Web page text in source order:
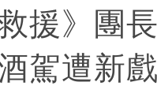
統級嘲諷」嗆爆盧秀
攜小2輪女友現身！
救援》團
駕遭新